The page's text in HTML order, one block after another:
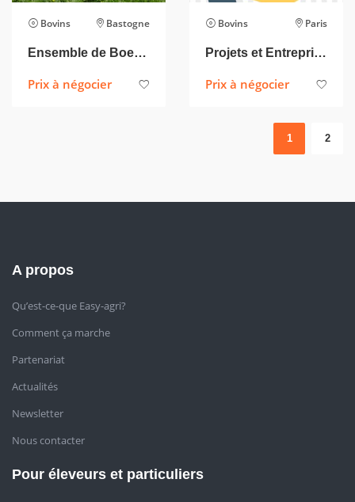
Bovins Bastogne
Ensemble de Boeufs Wagyu
Prix à négocier
Bovins Paris
Projets et Entreprise Financement, Prêts, Bancaire Garantie/SBLC, Monétisation.
Prix à négocier
1 2
A propos
Qu’est-ce-que Easy-agri?
Comment ça marche
Partenariat
Actualités
Newsletter
Nous contacter
Pour éleveurs et particuliers